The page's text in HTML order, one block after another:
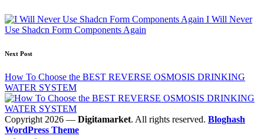
I Will Never
Use Shadcn Form Components Again
Next Post
How To Choose the BEST REVERSE OSMOSIS DRINKING
WATER SYSTEM
Copyright 2026 — Digitamarket. All rights reserved. Bloghash
WordPress Theme